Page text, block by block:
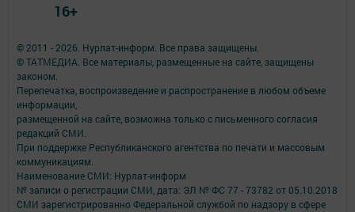
© 2011 - 2026. Нурлат-⁠информ. Все права защищены.
© ТАТМЕДИА. Все материалы, размещенные на сайте, защищены
законом.
Перепечатка, воспроизведение и распространение в любом объеме
информации,
размещенной на сайте, возможна только с письменного согласия
редакций СМИ.
При поддержке Республиканского агентства по печати и массовым
коммуникациям.
Наименование СМИ: Нурлат-⁠информ
№ записи о регистрации СМИ, дата: ЭЛ № ФС 77 -⁠ 73782 от 05.10.2018
СМИ зарегистрированно Федеральной службой по надзору в сфере
16+